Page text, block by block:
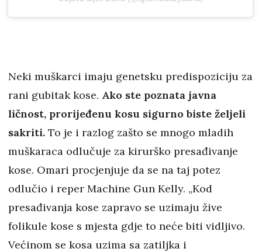
Neki muškarci imaju genetsku predispoziciju za
rani gubitak kose. Ako ste poznata javna
ličnost, prorijeđenu kosu sigurno biste željeli
sakriti. To je i razlog zašto se mnogo mladih
muškaraca odlučuje za kirurško presađivanje
kose. Omari procjenjuje da se na taj potez
odlučio i reper Machine Gun Kelly. „Kod
presađivanja kose zapravo se uzimaju žive
folikule kose s mjesta gdje to neće biti vidljivo.
Većinom se kosa uzima sa zatiljka i